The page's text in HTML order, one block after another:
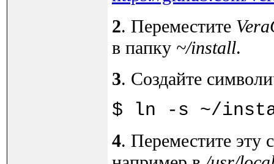
2. Переместите
в папку ~/install.
3. Создайте
$ ln -s ~/
4. Переместите эту